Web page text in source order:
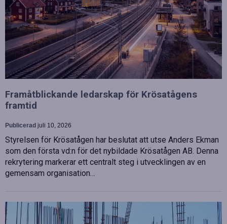
Framåtblickande ledarskap för Krösatågens
framtid
Publicerad juli 10, 2026
Styrelsen för Krösatågen har beslutat att utse Anders Ekman
som den första vd:n för det nybildade Krösatågen AB. Denna
rekrytering markerar ett centralt steg i utvecklingen av en
gemensam organisation…